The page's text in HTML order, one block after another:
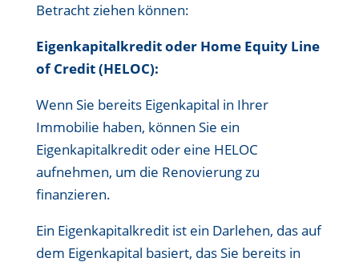
Betracht ziehen können:
Eigenkapitalkredit oder Home Equity Line
of Credit (HELOC):
Wenn Sie bereits Eigenkapital in Ihrer
Immobilie haben, können Sie ein
Eigenkapitalkredit oder eine HELOC
aufnehmen, um die Renovierung zu
finanzieren.
Ein Eigenkapitalkredit ist ein Darlehen, das auf
dem Eigenkapital basiert, das Sie bereits in